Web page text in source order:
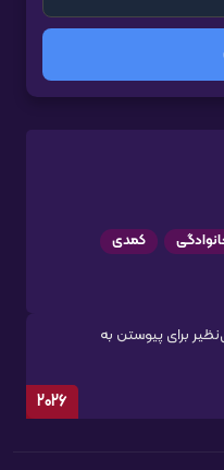
کمدی
برای پیوستن به
2026